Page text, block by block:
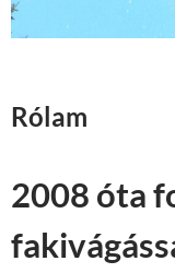
Rólam
2008 óta